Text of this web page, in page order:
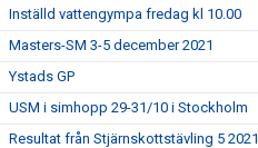
Inställd vattengympa fredag kl 10.00
Masters-SM 3-5 december 2021
Ystads GP
USM i simhopp 29-31/10 i Stockholm
Resultat från Stjärnskottstävling 5 2021